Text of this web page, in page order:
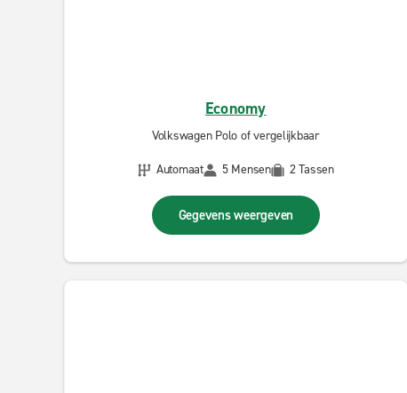
Economy
Volkswagen Polo of vergelijkbaar
Automaat
5 Mensen 2 Tassen
Gegevens weergeven